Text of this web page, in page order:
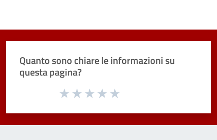
Quanto sono chiare le informazioni su
questa pagina?
Valuta da 1 a 5 stelle la pagina